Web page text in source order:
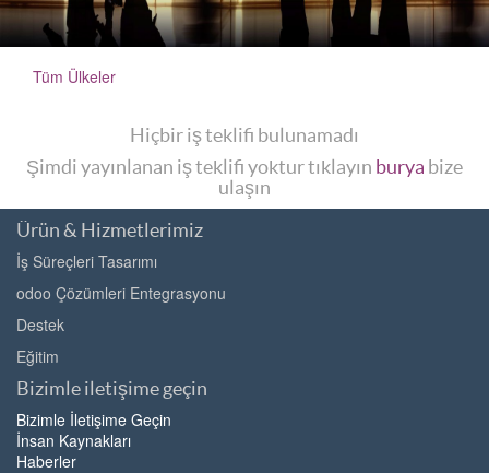
Tüm Ülkeler
Hiçbir iş teklifi bulunamadı
Şimdi yayınlanan iş teklifi yoktur tıklayın burya bize
ulaşın
Ürün & Hizmetlerimiz
İş Süreçleri Tasarımı
odoo Çözümleri Entegrasyonu
Destek
Eğitim
Bizimle iletişime geçin
Bizimle İletişime Geçin
İnsan Kaynakları
Haberler